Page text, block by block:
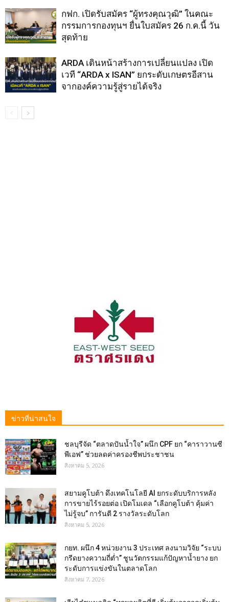
กฟก. เปิดรับสมัคร “ผู้ทรงคุณวุฒิ” ในคณะ
กรรมการกองทุนฯ ยื่นใบสมัคร 26 ก.ค.นี้ วัน
สุดท้าย
ARDA เดินหน้าสร้างการเปลี่ยนแปลง เปิด
เวที “ARDA x ISAN” ยกระดับเกษตรอีสาน
จากองค์ความรู้สู่รายได้จริง
ข่าวที่น่าสนใจ
ชลบุรีจัด “ตลาดปันน้ำใจ” ผนึก CPF ยก “คาราวานซี
พีเอฟ” ช่วยลดค่าครองชีพประชาชน
สิงหาคม 5, 2026
สยามคูโบต้า ดึงเทคโนโลยี AI ยกระดับบริการหลัง
การขายไร้รอยต่อ เปิดโมเดล “เลือกคูโบต้า คุ้มค่า
ไม่รู้จบ” การันตี 2 รางวัลระดับโลก
สิงหาคม 5, 2026
กยท. ผนึก 4 หน่วยงาน 3 ประเทศ ลงนามวิจัย “ระบบ
กรีดยางความถี่ต่ำ” ชูนวัตกรรมแก้ปัญหาน้ำยาง ยก
ระดับการแข่งขันในตลาดโลก
สิงหาคม 7, 2026